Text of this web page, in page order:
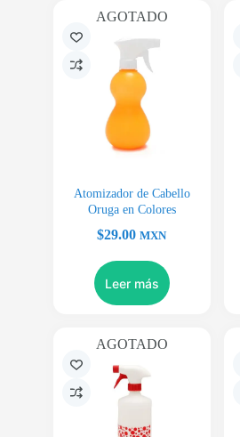
AGOTADO
Atomizador de Cabello
Oruga en Colores
$29.00 MXN
Leer más
AGOTADO